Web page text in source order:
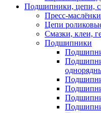
Подшипники, цепи,
Пресс-
Цепи
Смазки, клеи,
Подшипники